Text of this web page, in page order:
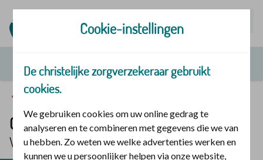
Vergoedingen en zorg
Geriatrische revalidatie
Vergoeding 2026
Cookie-instellingen
De christelijke zorgverzekeraar gebruikt
cookies.
We gebruiken cookies om uw online gedrag te
analyseren en te combineren met gegevens die we van
u hebben. Zo weten we welke advertenties werken en
kunnen we u persoonlijker helpen via onze website,